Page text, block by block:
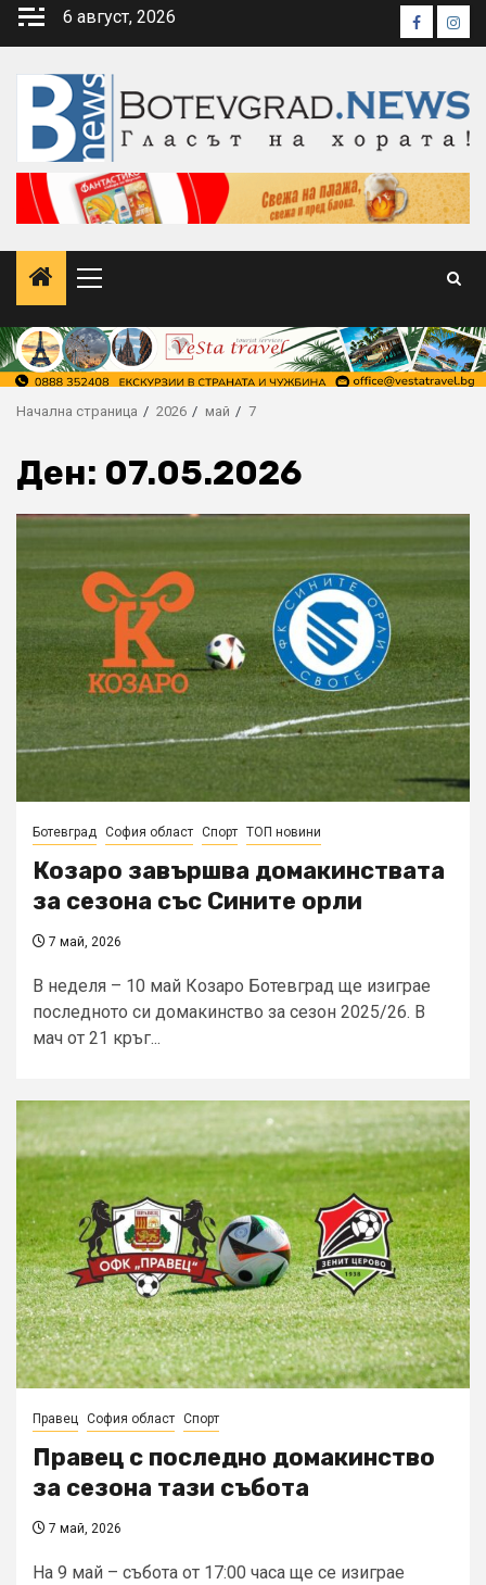
Skip
6 август, 2026 Facebook
Primary
Начална страница 2026 май 7
Ден: 07.05.2026
Ботевград София област Спорт ТОП новини
Козаро завършва домакинствата
за сезона със Сините орли
7 май, 2026
В неделя – 10 май Козаро Ботевград ще изиграе
последното си домакинство за сезон 2025/26. В
мач от 21 кръг...
Правец София област Спорт
Правец с последно домакинство
за сезона тази събота
7 май, 2026
На 9 май – събота от 17:00 часа ще се изиграе